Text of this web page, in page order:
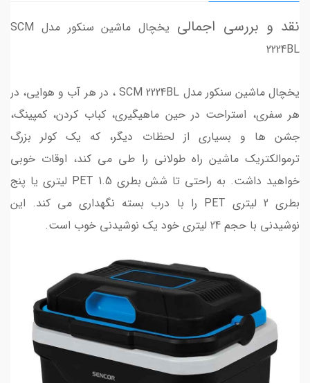
نقد و بررسی اجمالی
یخچال ماشین سنکور مدل SCM
2224BL
یخچال ماشین سنکور مدل SCM 2224BL ، در هر آب و هوایی، در
هر سفری، استراحت در حین ماهیگیری، کباب کردن، کمپینگ،
جشن ها و بسیاری از لحظات دیگر، که یک کولر بزرگ
ترموالکتریک ماشین راه طولانی را طی می کند، اوقات خوبی
خواهید داشت. به راحتی تا شش بطری PET 1.5 لیتری یا پنج
بطری 2 لیتری PET را با درب بسته نگهداری می کند. این
نوشیدنی با حجم 24 لیتری خود یک نوشیدنی خوب است.